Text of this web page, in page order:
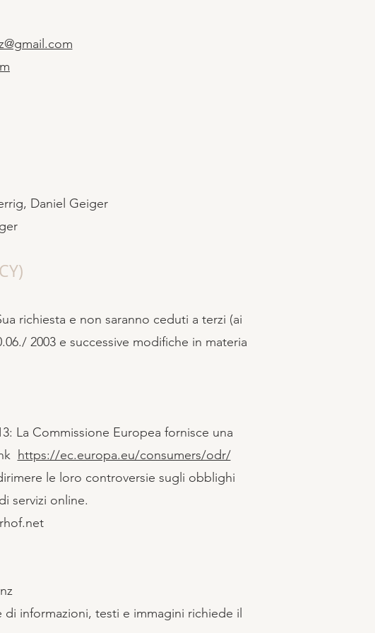
Daniel Geiger
richiesta e non saranno ceduti a terzi (ai
2003 e successive modifiche in materia
La Commissione Europea fornisce una
https://ec.europa.eu/consumers/odr/
le loro controversie sugli obblighi
servizi online.
informazioni, testi e immagini richiede il